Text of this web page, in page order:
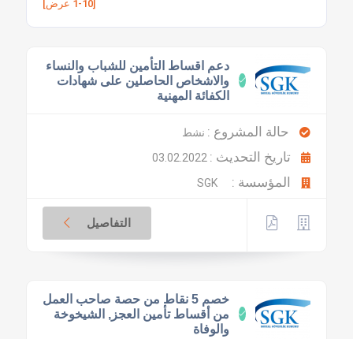
[1-10 عرض]
دعم اقساط التأمين للشباب والنساء
والاشخاص الحاصلين على شهادات
الكفائة المهنية
حالة المشروع : نشط
تاريخ التحديث :
المؤسسة :
التفاصيل
خصم 5 نقاط من حصة صاحب العمل
من أقساط تأمين العجز, الشيخوخة
والوفاة